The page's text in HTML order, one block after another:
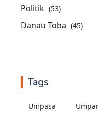
Politik (53)
Danau Toba (45)
Tags
Umpasa